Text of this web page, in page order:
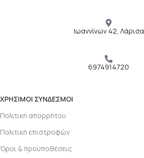
Ιωαννίνων 42, Λάρισα
6974914720
ΧΡΗΣΙΜΟΙ ΣΥΝΔΕΣΜΟΙ
Πολιτική απορρήτου
Πολιτική επιστροφών
Όροι & προϋποθέσεις